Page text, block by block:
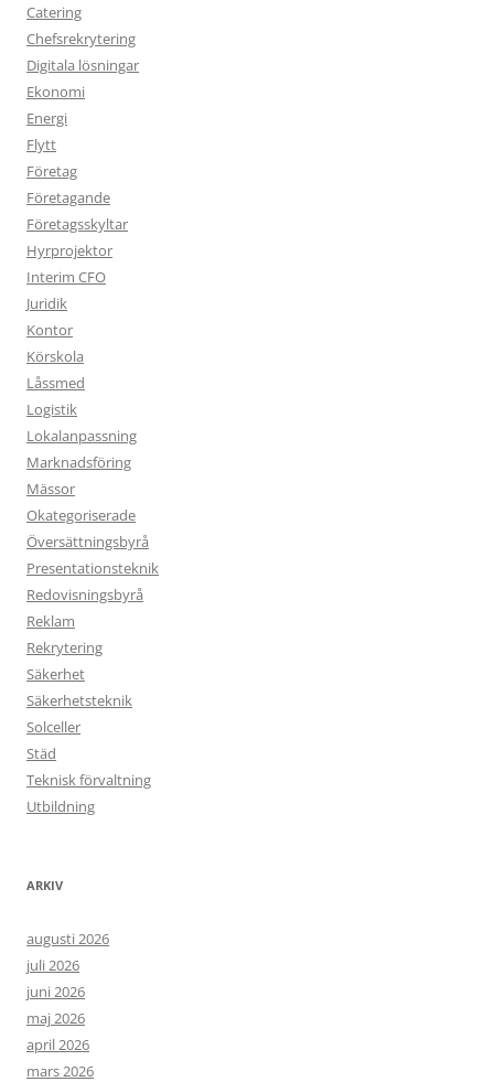
Catering
Chefsrekrytering
Digitala lösningar
Ekonomi
Energi
Flytt
Företag
Företagande
Företagsskyltar
Hyrprojektor
Interim CFO
Juridik
Kontor
Körskola
Låssmed
Logistik
Lokalanpassning
Marknadsföring
Mässor
Okategoriserade
Översättningsbyrå
Presentationsteknik
Redovisningsbyrå
Reklam
Rekrytering
Säkerhet
Säkerhetsteknik
Solceller
Städ
Teknisk förvaltning
Utbildning
ARKIV
augusti 2026
juli 2026
juni 2026
maj 2026
april 2026
mars 2026